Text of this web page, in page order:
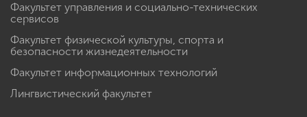
Факультет управления и социально-технических
сервисов
Факультет физической культуры, спорта и
безопасности жизнедеятельности
Факультет информационных технологий
Лингвистический факультет